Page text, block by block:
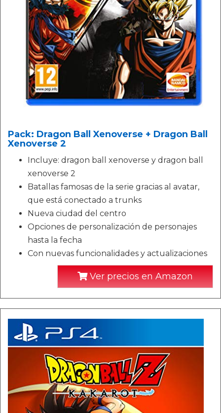
Pack: Dragon Ball Xenoverse + Dragon Ball
Xenoverse 2
Incluye: dragon ball xenoverse y dragon ball
xenoverse 2
Batallas famosas de la serie gracias al avatar,
que está conectado a trunks
Nueva ciudad del centro
Opciones de personalización de personajes
hasta la fecha
Con nuevas funcionalidades y actualizaciones
Ver precios en Amazon